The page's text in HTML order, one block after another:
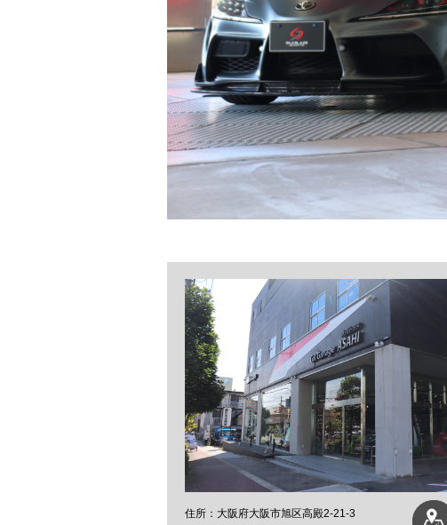
大阪府大阪市旭区高殿2-21-3